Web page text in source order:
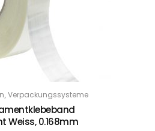
,Verpackungssysteme
Weiss, 0.168mm